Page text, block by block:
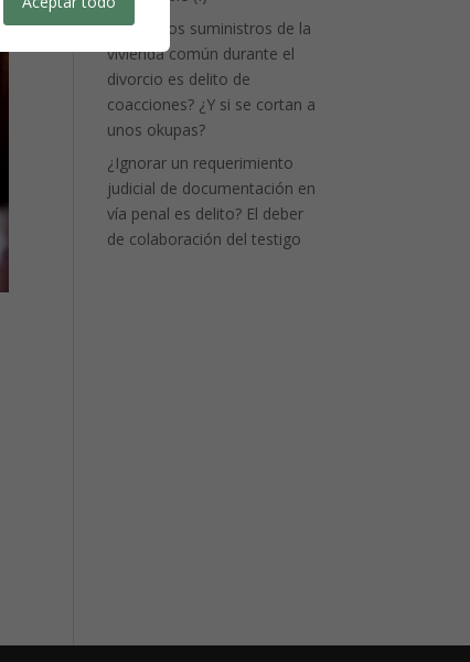
¿Cortar los suministros de la
vivienda común durante el
divorcio es delito de
coacciones? ¿Y si se cortan a
unos okupas?
¿Ignorar un requerimiento
judicial de documentación en
vía penal es delito? El deber
de colaboración del testigo